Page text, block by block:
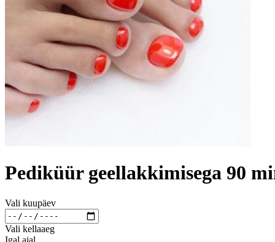
Pediküür geellakkimisega 90
Vali kuupäev
Vali kellaaeg
Igal ajal